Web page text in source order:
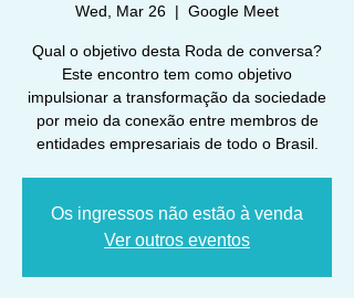
Wed, Mar 26
  |
Google Meet
Qual o objetivo desta Roda de conversa?
Este encontro tem como objetivo
impulsionar a transformação da sociedade
por meio da conexão entre membros de
entidades empresariais de todo o Brasil.
Os ingressos não estão à venda
Ver outros eventos